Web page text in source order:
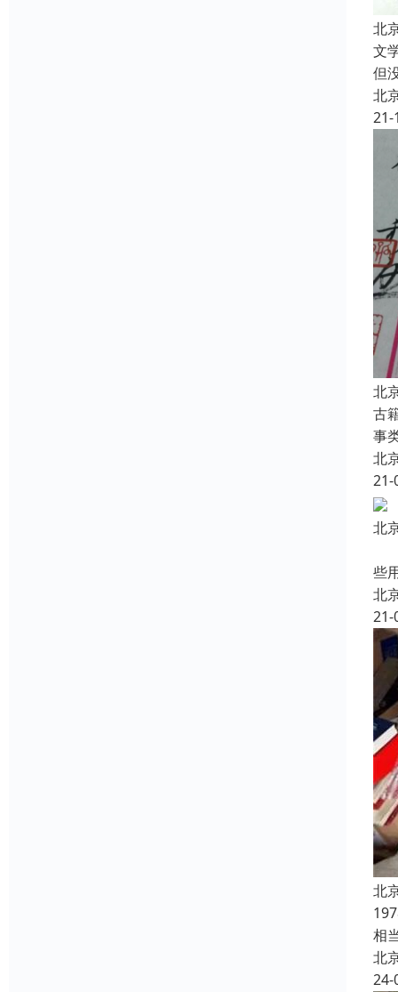
北
文
但
北
21-
北
古
事
北
21-
北
些
北
21-
北
相
北
24-